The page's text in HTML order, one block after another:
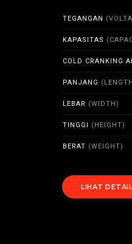
TEGANGAN
KAPASITAS
COLD CRANKING
PANJANG
LEBAR (WIDTH)
TINGGI (HEIGHT)
BERAT (WEIGHT)
LIHAT